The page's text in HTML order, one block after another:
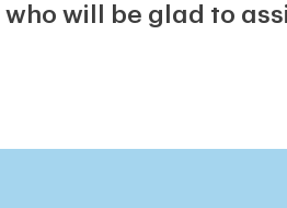
who will be glad to